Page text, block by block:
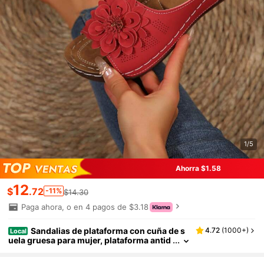
1/5
Ahorra $1.58
$12.72 -11% $14.30
Paga ahora, o en 4 pagos de $3.18
Local Sandalias de plataforma con cuña de s
uela gruesa para mujer, plataforma antid
4.72 (1000+)